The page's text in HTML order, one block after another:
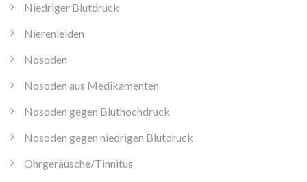
Niedriger Blutdruck
Nierenleiden
Nosoden
Nosoden aus Medikamenten
Nosoden gegen Bluthochdruck
Nosoden gegen niedrigen Blutdruck
Ohrgeräusche/Tinnitus